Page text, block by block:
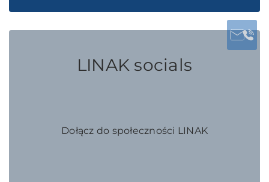
LINAK socials
Dołącz do społeczności LINAK